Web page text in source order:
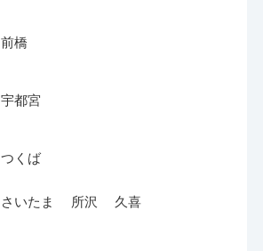
前橋
宇都宮
つくば
さいたま 所沢 久喜